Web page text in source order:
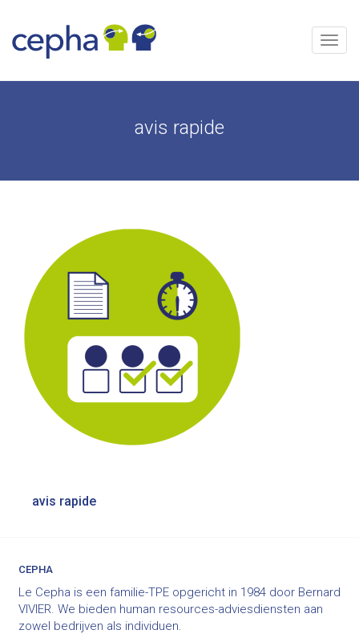
content
Menu
avis rapide
Bericht
navigatie
avis rapide
CEPHA
Le Cepha is een familie-TPE opgericht in 1984 door Bernard
VIVIER. We bieden human resources-adviesdiensten aan
zowel bedrijven als individuen.